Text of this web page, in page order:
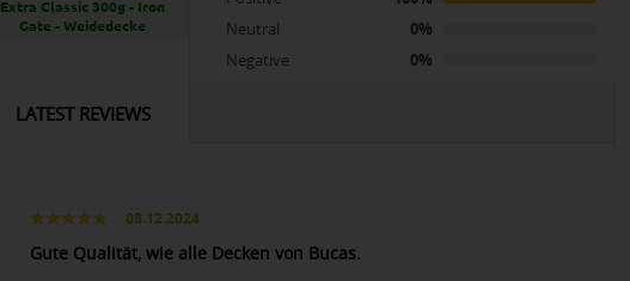
Extra Classic 300g - Iron
Gate - Weidedecke
Neutral
0%
Negative
0%
LATEST REVIEWS
08.12.2024
Gute Qualität, wie alle Decken von Bucas.